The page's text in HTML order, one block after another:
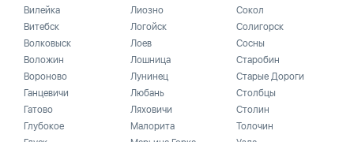
Вилейка
Витебск
Волковыск
Воложин
Вороново
Ганцевичи
Гатово
Глубокое
Лиозно
Логойск
Лоев
Лошница
Лунинец
Любань
Ляховичи
Малорита
Сокол
Солигорск
Сосны
Старобин
Старые Дороги
Столбцы
Столин
Толочин